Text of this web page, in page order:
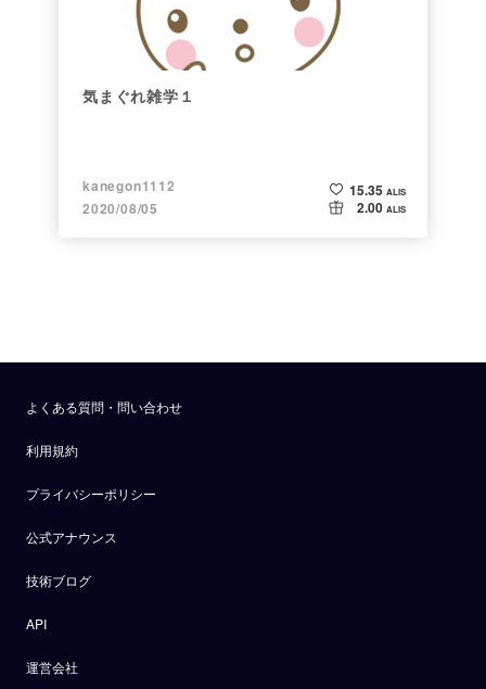
気まぐれ雑学１
kanegon1112
2020/08/05
15.35 ALIS
2.00 ALIS
よくある質問・問い合わせ
利用規約
プライバシーポリシー
公式アナウンス
技術ブログ
API
運営会社